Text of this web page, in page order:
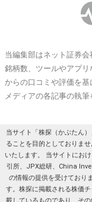
当編集部はネット証券
銘柄数、ツールやアプ
からの口コミや評価を
メディアの各記事の執
当サイト「株探（かぶたん
ることを目的としておりま
いたします。 当サイトにお
引所、JPX総研、China
の情報の提供を受けており
す。株探に掲載される株価